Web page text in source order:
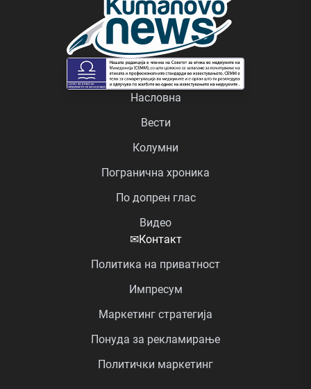
Насловна
Вести
Колумни
Погранична хроника
По допрен глас
Видео
✉Контакт
Политика на приватност
Импресум
Маркетинг стратегија
Понуда за рекламирање
Политички маркетинг